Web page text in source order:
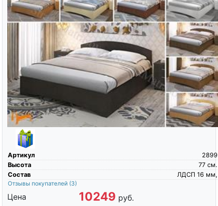
Артикул
2899
Высота
см.
77
Состав
ЛДСП 16 мм,
Отзывы покупателей (3)
Цена 10249 руб.